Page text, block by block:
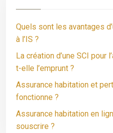
Quels sont les avantages
à l’IS ?
La création d’une SCI pour
t-elle l’emprunt ?
Assurance habitation et
fonctionne ?
Assurance habitation en
souscrire ?